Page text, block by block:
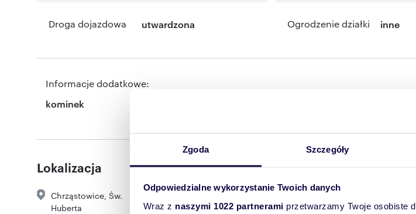
Zgoda Szczegóły
Odpowiedzialne wykorzystanie Twoich danych
Wraz z naszymi 1022 partnerami przetwarzamy Twoje osobiste
Droga dojazdowa utwardzona Ogrodzenie działki inne
Informacje dodatkowe:
kominek
Lokalizacja
Chrząstowice, Św.
Huberta